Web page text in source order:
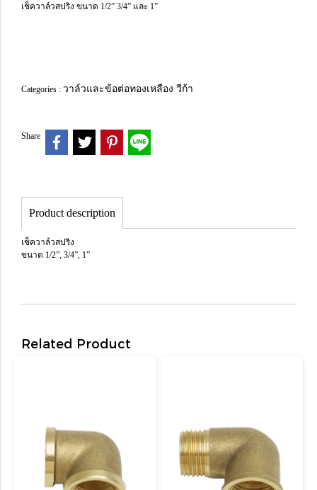
เช็ควาล์วสปริง ขนาด 1/2” 3/4” และ 1”
Categories : วาล์วและข้อต่อทองเหลือง วีก้า
Share
Product description
เช็ควาล์วสปริง
ขนาด 1/2”, 3/4”, 1”
Related Product